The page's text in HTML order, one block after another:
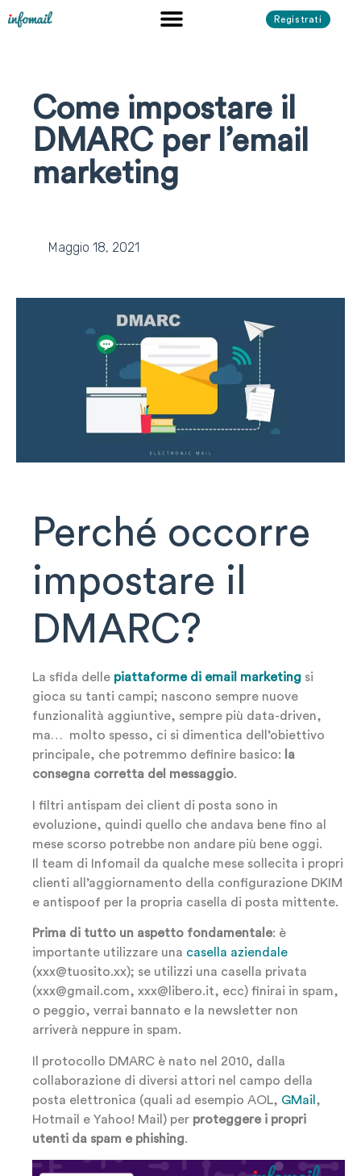
Registrati
Come impostare il
DMARC per l’email
marketing
Maggio 18, 2021
Perché occorre
impostare il
DMARC?
La sfida delle piattaforme di email marketing si
gioca su tanti campi; nascono sempre nuove
funzionalità aggiuntive, sempre più data-driven,
ma… molto spesso, ci si dimentica dell’obiettivo
principale, che potremmo definire basico:
la
consegna corretta del messaggio.
I filtri antispam dei client di posta sono in
evoluzione, quindi quello che andava bene fino al
mese scorso potrebbe non andare più bene oggi.
Il team di Infomail da qualche mese sollecita i propri
clienti all’aggiornamento della configurazione DKIM
e antispoof per la propria casella di posta mittente.
Prima di tutto un aspetto fondamentale: è
importante utilizzare una casella aziendale
(xxx@tuosito.xx); se utilizzi una casella privata
(xxx@gmail.com, xxx@libero.it, ecc) finirai in spam,
o peggio, verrai bannato e la newsletter non
arriverà neppure in spam.
Il protocollo DMARC è nato nel 2010, dalla
collaborazione di diversi attori nel campo della
posta elettronica (quali ad esempio AOL, GMail ,
Hotmail e Yahoo! Mail) per proteggere i propri
utenti da spam e phishing.